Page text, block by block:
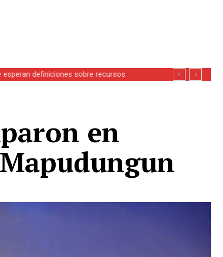
definiciones sobre recursos
en